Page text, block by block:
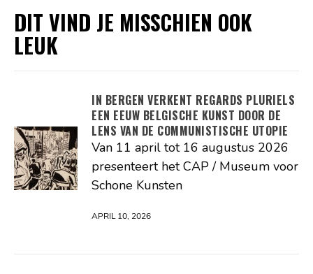
DIT VIND JE MISSCHIEN OOK
LEUK
IN BERGEN VERKENT REGARDS PLURIELS
EEN EEUW BELGISCHE KUNST DOOR DE
LENS VAN DE COMMUNISTISCHE UTOPIE
Van 11 april tot 16 augustus 2026
presenteert het CAP / Museum voor
Schone Kunsten
APRIL 10, 2026